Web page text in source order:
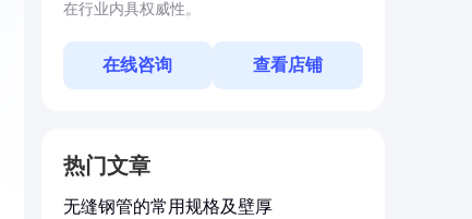
在行业内具权威性。
在线咨询 查看店铺
热门文章
无缝钢管的常用规格及壁厚